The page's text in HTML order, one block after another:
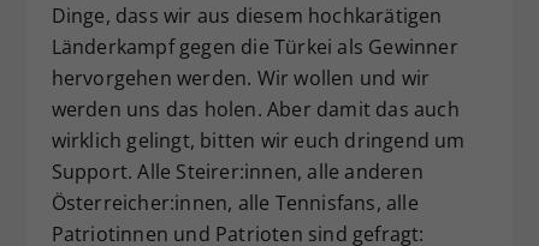
Dinge, dass wir aus diesem hochkarätigen
Länderkampf gegen die Türkei als Gewinner
hervorgehen werden. Wir wollen und wir
werden uns das holen. Aber damit das auch
wirklich gelingt, bitten wir euch dringend um
Support. Alle Steirer:innen, alle anderen
Österreicher:innen, alle Tennisfans, alle
Patriotinnen und Patrioten sind gefragt: